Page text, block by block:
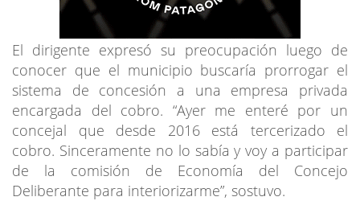
El dirigente expresó su preocupación luego de
conocer que el municipio buscaría prorrogar el
sistema de concesión a una empresa privada
encargada del cobro. “Ayer me enteré por un
concejal que desde 2016 está tercerizado el
cobro. Sinceramente no lo sabía y voy a participar
de la comisión de Economía del Concejo
Deliberante para interiorizarme”, sostuvo.